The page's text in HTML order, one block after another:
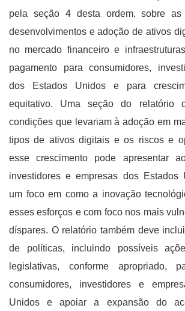
pela seção 4 desta ordem, sobre as
desenvolvimentos e adoção de ativos
no mercado financeiro e
pagamento para consumidores,
dos Estados Unidos e para
equitativo. Uma seção do relatório
condições que levariam à adoção em
tipos de ativos digitais e os riscos e
esse crescimento pode apresentar
investidores e empresas dos Estados
um foco em como a inovação
esses esforços e com foco nos mais
díspares. O relatório também deve
de políticas, incluindo possíveis
legislativas, conforme apropriado,
consumidores, investidores e
Unidos e apoiar a expansão do